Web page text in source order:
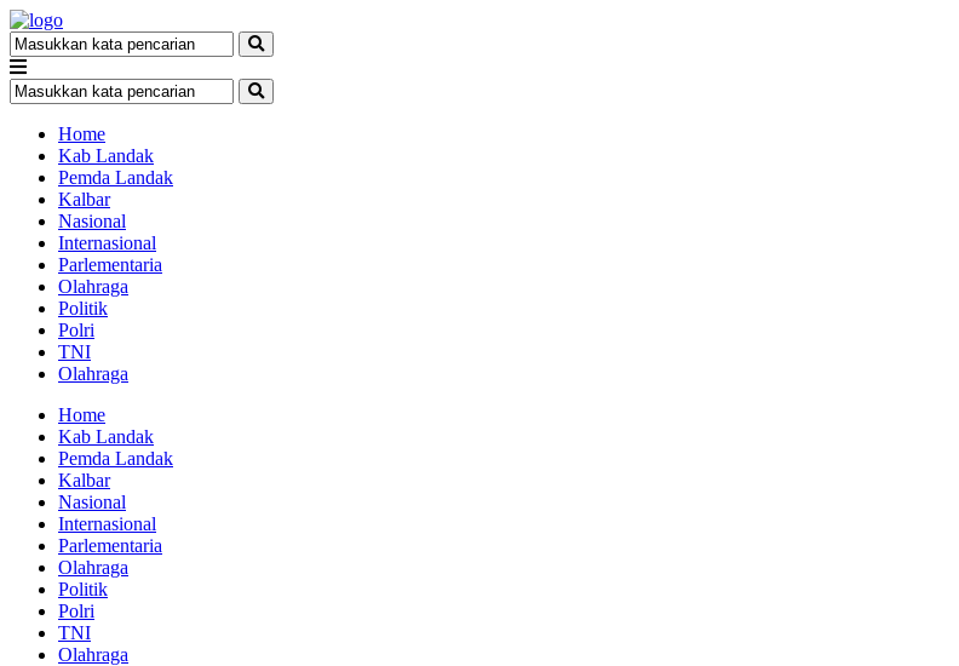
Home
Kab Landak
Pemda Landak
Kalbar
Nasional
Internasional
Parlementaria
Olahraga
Politik
Polri
TNI
Olahraga
Home
Kab Landak
Pemda Landak
Kalbar
Nasional
Internasional
Parlementaria
Olahraga
Politik
Polri
TNI
Olahraga